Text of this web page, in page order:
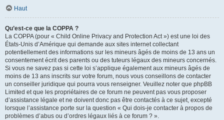
Haut
Qu’est-ce que la COPPA ?
La COPPA (pour « Child Online Privacy and Protection Act ») est une loi des
États-Unis d’Amérique qui demande aux sites internet collectant
potentiellement des informations sur les mineurs âgés de moins de 13 ans un
consentement écrit des parents ou des tuteurs légaux des mineurs concernés.
Si vous ne savez pas si cette loi s’applique également aux mineurs âgés de
moins de 13 ans inscrits sur votre forum, nous vous conseillons de contacter
un conseiller juridique qui pourra vous renseigner. Veuillez noter que phpBB
Limited et que les propriétaires de ce forum ne peuvent pas vous proposer
d’assistance légale et ne doivent donc pas être contactés à ce sujet, excepté
lorsque l’assistance porte sur la question « Qui dois-je contacter à propos de
problèmes d’abus ou d’ordres légaux liés à ce forum ? ».